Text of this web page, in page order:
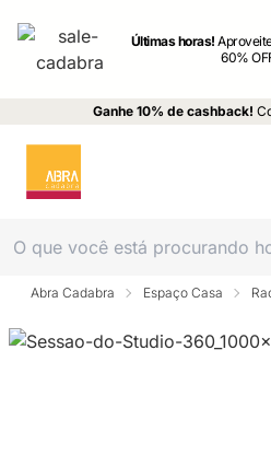
Últimas horas!
60%
Ganhe 10% de cashback!
Abra Cadabra Espaço Casa